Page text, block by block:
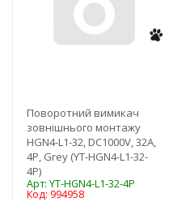
Поворотний вимикач
зовнішнього монтажу
HGN4-L1-32, DC1000V, 32A,
4P, Grey (YT-HGN4-L1-32-
4P)
Арт: YT-HGN4-L1-32-4P
Код: 994958